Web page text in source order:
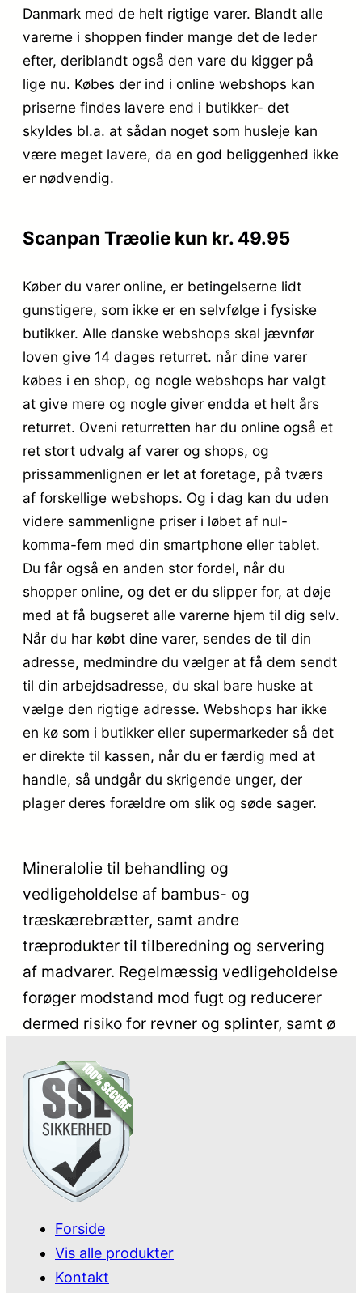
Danmark med de helt rigtige varer. Blandt alle
varerne i shoppen finder mange det de leder
efter, deriblandt også den vare du kigger på
lige nu. Købes der ind i online webshops kan
priserne findes lavere end i butikker- det
skyldes bl.a. at sådan noget som husleje kan
være meget lavere, da en god beliggenhed ikke
er nødvendig.
Scanpan Træolie kun kr. 49.95
Køber du varer online, er betingelserne lidt
gunstigere, som ikke er en selvfølge i fysiske
butikker. Alle danske webshops skal jævnfør
loven give 14 dages returret. når dine varer
købes i en shop, og nogle webshops har valgt
at give mere og nogle giver endda et helt års
returret. Oveni returretten har du online også et
ret stort udvalg af varer og shops, og
prissammenlignen er let at foretage, på tværs
af forskellige webshops. Og i dag kan du uden
videre sammenligne priser i løbet af nul-
komma-fem med din smartphone eller tablet.
Du får også en anden stor fordel, når du
shopper online, og det er du slipper for, at døje
med at få bugseret alle varerne hjem til dig selv.
Når du har købt dine varer, sendes de til din
adresse, medmindre du vælger at få dem sendt
til din arbejdsadresse, du skal bare huske at
vælge den rigtige adresse. Webshops har ikke
en kø som i butikker eller supermarkeder så det
er direkte til kassen, når du er færdig med at
handle, så undgår du skrigende unger, der
plager deres forældre om slik og søde sager.
Mineralolie til behandling og
vedligeholdelse af bambus- og
træskærebrætter, samt andre
træprodukter til tilberedning og servering
af madvarer. Regelmæssig vedligeholdelse
forøger modstand mod fugt og reducerer
dermed risiko for revner og splinter, samt ø
Forside
Vis alle produkter
Kontakt